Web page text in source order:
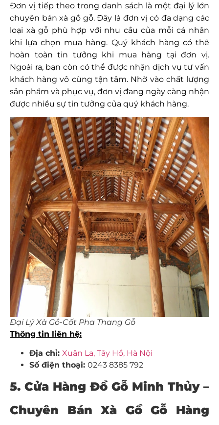
Đơn vị tiếp theo trong danh sách là một đại lý lớn
chuyên bán xà gồ gỗ. Đây là đơn vị có đa dạng các
loại xà gỗ phù hợp với nhu cầu của mỗi cá nhân
khi lựa chọn mua hàng. Quý khách hàng có thể
hoàn toàn tin tưởng khi mua hàng tại đơn vị.
Ngoài ra, bạn còn có thể được nhận dịch vụ tư vấn
khách hàng vô cùng tận tâm. Nhờ vào chất lượng
sản phẩm và phục vụ, đơn vị đang ngày càng nhận
được nhiều sự tin tưởng của quý khách hàng.
Đại Lý Xà Gồ-Cốt Pha Thang Gỗ
Thông tin liên hệ:
Địa chỉ: Xuân La, Tây Hồ, Hà Nội
Số điện thoại: 0243 8385 792
5. Cửa Hàng Đồ Gỗ Minh Thủy –
Chuyên Bán Xà Gồ Gỗ Hàng